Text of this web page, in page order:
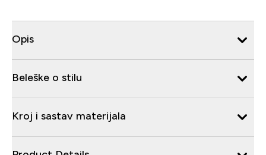
Opis
Beleške o stilu
Kroj i sastav materijala